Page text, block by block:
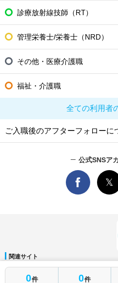
0件 0件
診療放射線技師（RT）
管理栄養士/栄養士（NRD）
その他・医療介護職
福祉・介護職
全ての利用者
ご入職後のアフターフォローに
公式SNSア
関連サイト
マイナビDOCTOR│マイナビ看護師│マイナビ
運営会社